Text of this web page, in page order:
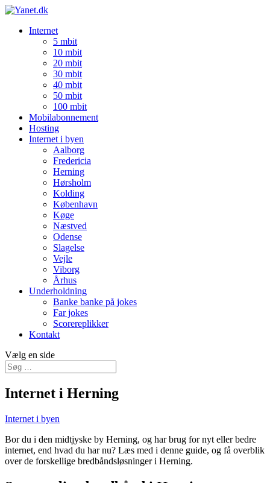
Internet
5 mbit
10 mbit
20 mbit
30 mbit
40 mbit
50 mbit
100 mbit
Mobilabonnement
Hosting
Internet i byen
Aalborg
Fredericia
Herning
Hørsholm
Kolding
København
Køge
Næstved
Odense
Slagelse
Vejle
Viborg
Århus
Underholdning
Banke banke på jokes
Far jokes
Scorereplikker
Kontakt
Vælg en side
Internet i Herning
Internet i byen
Bor du i den midtjyske by Herning, og har brug for nyt eller bedre
internet, end hvad du har nu? Læs med i denne guide, og få overblik
over de forskellige bredbåndsløsninger i Herning.